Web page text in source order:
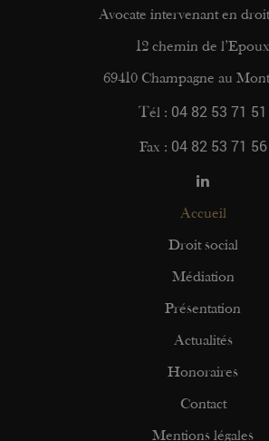
Avocate intervenant en
12 chemin de l’Epoux
69410 Champagne au
Tél : 04 82 53 71 51
Fax : 04 82 53 71 56
Accueil
Droit social
Médiation
Présentation
Actualités
Honoraires
Contact
Mentions légales